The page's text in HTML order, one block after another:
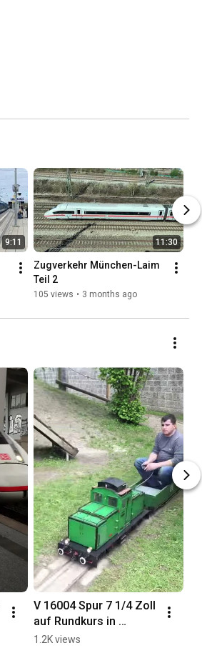
9:11 11:30
Zugverkehr München-Laim
Teil 2
105 views • 3 months ago
V 16004 Spur 7 1/4 Zoll
auf Rundkurs in
Tittmoning
1.2K views